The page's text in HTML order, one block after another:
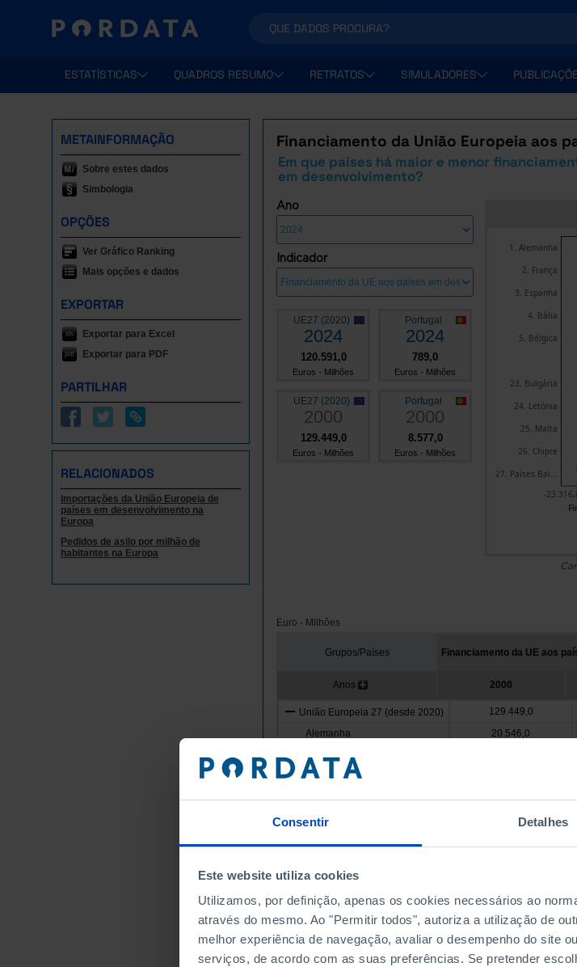
Consentir Detalhes
Este website utiliza cookies
Utilizamos, por definição, apenas os cookies necessários ao
através do mesmo. Ao "Permitir todos", autoriza a utilização de
melhor experiência de navegação, avaliar o desempenho do site
serviços, de acordo com as suas preferências. Se pretender
ESTATÍSTICAS QUADROS RESUMO RETRATOS SIMULADORES
METAINFORMAÇÃO
Sobre estes dados
Simbologia
OPÇÕES
Ver Gráfico Ranking
Mais opções e dados
EXPORTAR
Exportar para Excel
Exportar para PDF
PARTILHAR
RELACIONADOS
Importações da União Europeia de
países em desenvolvimento na
Europa
Pedidos de asilo por milhão de
habitantes na Europa
Financiamento da União Europeia aos
Em que países há maior e menor
em desenvolvimento?
Ano
Indicador
UE27 (2020)
2024
120.591,0
Euros - Milhões
Portugal
2024
789,0
Euros - Milhões
UE27 (2020)
2000
129.449,0
Euros - Milhões
Portugal
2000
8.577,0
Euros - Milhões
-
1. Alemanha
2. França
3. Espanha
4. Itália
5. Bélgica
23. Bulgária
24. Letónia
25. Malta
26. Chipre
27. Países Bai...
Euro - Milhões
Grupos/Países Financiamento da UE aos
Anos 2000
União Europeia 27 (desde 2020) 129.449,0
Alemanha
20.546,0
Áustria
Bélgica
Bulgária
x
Chipre
Croácia
Eslovénia
x
41.721,0